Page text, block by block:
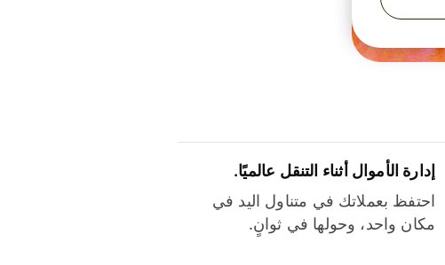
إدارة الأموال أثناء التنقل عالميًا.
احتفظ بعملاتك في متناول اليد في
مكان واحد، وحولها في ثوانٍ.